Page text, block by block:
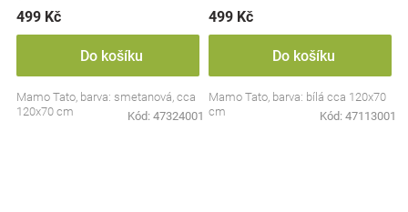
499 Kč
Do košíku
Mamo Tato, barva: smetanová, cca
120x70 cm
Kód: 47324001
499 Kč
Do košíku
Mamo Tato, barva: bílá cca 120x70
cm
Kód: 47113001